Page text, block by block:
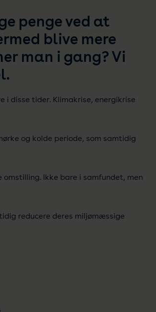
penge ved at
blive mere
man i gang? Vi
i disse tider. Klimakrise, energikrise
og kolde periode, som samtidig
Ikke bare i samfundet, men
reducere deres miljømæssige